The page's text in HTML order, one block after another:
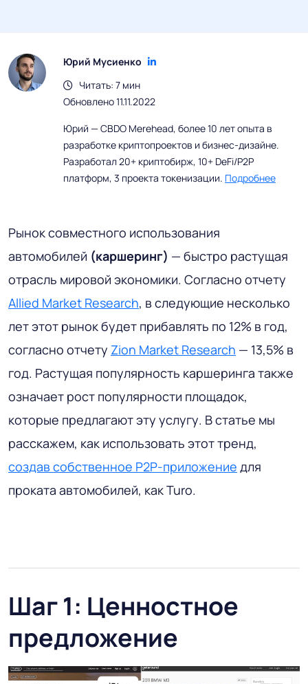
Юрий Мусиенко
Читать: 7 мин
Обновлено 11.11.2022
Юрий — CBDO Merehead, более 10 лет опыта в
разработке криптопроектов и бизнес-дизайне.
Разработал 20+ криптобирж, 10+ DeFi/P2P
платформ, 3 проекта токенизации. Подробнее
Рынок совместного использования
автомобилей (каршеринг) — быстро растущая
отрасль мировой экономики. Согласно отчету
Allied Market Research, в следующие несколько
лет этот рынок будет прибавлять по 12% в год,
согласно отчету Zion Market Research — 13,5% в
год. Растущая популярность каршеринга также
означает рост популярности площадок,
которые предлагают эту услугу. В статье мы
расскажем, как использовать этот тренд,
создав собственное P2P-приложение для
проката автомобилей, как Turo.
Шаг 1: Ценностное
предложение